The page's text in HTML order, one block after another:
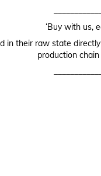
‘Buy with us,
in their raw state
production